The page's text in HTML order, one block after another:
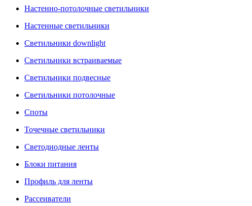
Настенно-потолочные светильники
Настенные светильники
Светильники downlight
Светильники встраиваемые
Светильники подвесные
Светильники потолочные
Споты
Точечные светильники
Светодиодные ленты
Блоки питания
Профиль для ленты
Рассеиватели